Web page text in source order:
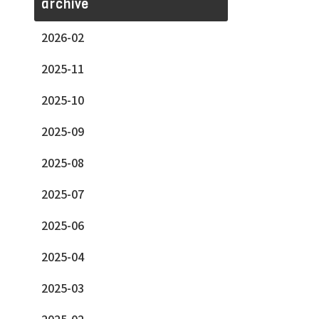
archive
2026-02
2025-11
2025-10
2025-09
2025-08
2025-07
2025-06
2025-04
2025-03